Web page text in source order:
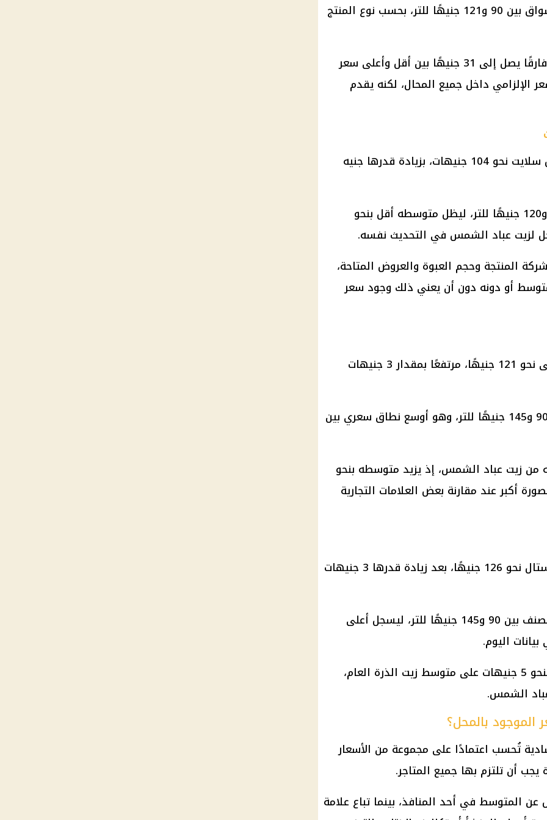
وتراوحت الأسعار الفعلية داخل الأسواق بين 90 و121 جنيهًا للتر، بحسب نوع المنتج
ويعني ذلك أن المستهلك قد يجد فارقًا يصل إلى 31 جنيهًا بين أقل وأعلى سعر
الإلزامي داخل جميع المحال، لكنه يقدم
سجل متوسط لتر زيت عباد الشمس سلايت نحو 104 جنيهات، بزيادة قدرها جنيه
وتحركت أسعار هذا الصنف بين 90 و120 جنيهًا للتر، ليظل متوسطه أقل بنحو
لزيت عباد الشمس في التحديث نفسه.
المنتجة وحجم العبوة والعروض المتاحة،
أو دونه دون أن يعني ذلك وجود سعر
وصل متوسط سعر لتر زيت الذرة إلى نحو 121 جنيهًا، مرتفعًا بمقدار 3 جنيهات
وتراوحت الأسعار في الأسواق بين 90 و145 جنيهًا للتر، وهو أوسع نطاق سعري بين
زيت عباد الشمس، إذ يزيد متوسطه بنحو
أكبر عند مقارنة بعض العلامات التجارية
بلغ متوسط سعر لتر زيت الذرة كريستال نحو 126 جنيهًا، بعد زيادة قدرها 3 جنيهات
وتراوحت الأسعار المتداولة لهذا الصنف بين 90 و145 جنيهًا للتر، ليسجل أعلى
اليوم.
ويزيد متوسط زيت الذرة كريستال بنحو 5 جنيهات على متوسط زيت الذرة العام،
بالمحل؟
تُحسب اعتمادًا على مجموعة من الأسعار
أن تلتزم بها جميع المتاجر.
المتوسط في أحد المنافذ، بينما تباع علامة